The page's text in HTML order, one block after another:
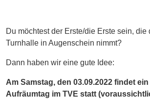
Du möchtest der Erste/die Erste sein, die
Turnhalle in Augenschein nimmt?
Dann haben wir eine gute Idee:
Am Samstag, den 03.09.2022 findet
Aufräumtag im TVE statt